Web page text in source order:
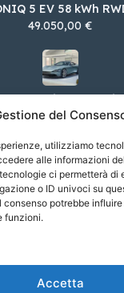
del
utilizziamo
alle informazioni
ci permetterà di
o ID univoci su
potrebbe
funzioni.
Accetta
5 EV 58 kWh
49.050,00 €
Spider 3.9
250.000,00 €
3.0 Hybrid S
244.923,00 €
Giulia 2.2 TD 160cv